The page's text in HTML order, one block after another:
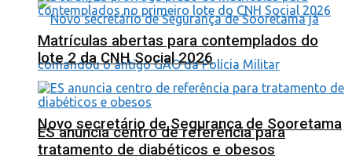
Novo secretário de Segurança de Sooretama
Matrículas abertas para contemplados do
lote 2 da CNH Social 2026
ES anuncia centro de referência para
tratamento de diabéticos e obesos